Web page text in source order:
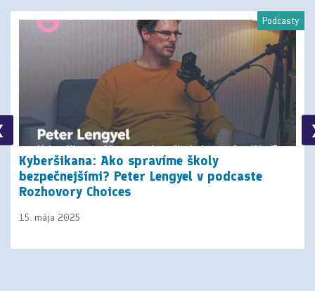
Podcasty
Kyberšikana: Ako spravíme školy
bezpečnejšími? Peter Lengyel v podcaste
Rozhovory Choices
15. mája 2025